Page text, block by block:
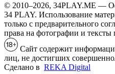
© 2010–2026, 34PLAY.ME —
34 PLAY. Использование
только с предварительного
права на фотографии и тексты
Сайт содержит
лиц, не достигших
Сделано в REKA Digital